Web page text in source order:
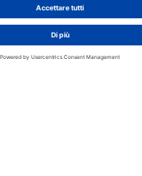
AGGIUNGI AL CARRELLO